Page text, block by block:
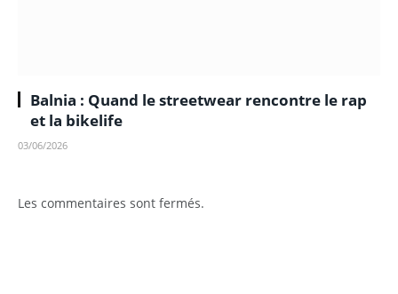
Balnia : Quand le streetwear rencontre le rap
et la bikelife
03/06/2026
Les commentaires sont fermés.